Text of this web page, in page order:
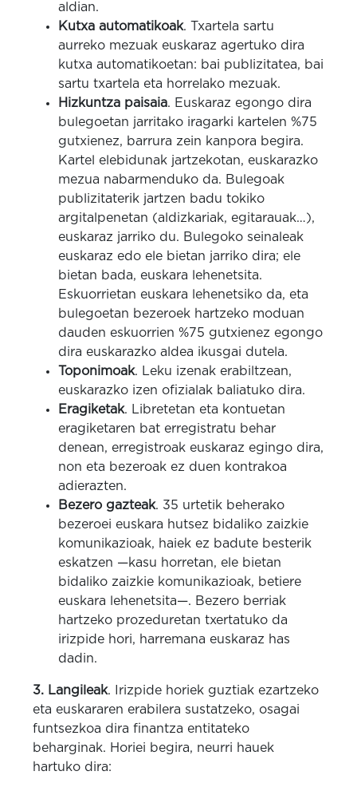
aldian.
Kutxa automatikoak. Txartela sartu
aurreko mezuak euskaraz agertuko dira
kutxa automatikoetan: bai publizitatea, bai
sartu txartela eta horrelako mezuak.
Hizkuntza paisaia. Euskaraz egongo dira
bulegoetan jarritako iragarki kartelen %75
gutxienez, barrura zein kanpora begira.
Kartel elebidunak jartzekotan, euskarazko
mezua nabarmenduko da. Bulegoak
publizitaterik jartzen badu tokiko
argitalpenetan (aldizkariak, egitarauak…),
euskaraz jarriko du. Bulegoko seinaleak
euskaraz edo ele bietan jarriko dira; ele
bietan bada, euskara lehenetsita.
Eskuorrietan euskara lehenetsiko da, eta
bulegoetan bezeroek hartzeko moduan
dauden eskuorrien %75 gutxienez egongo
dira euskarazko aldea ikusgai dutela.
Toponimoak. Leku izenak erabiltzean,
euskarazko izen ofizialak baliatuko dira.
Eragiketak. Libretetan eta kontuetan
eragiketaren bat erregistratu behar
denean, erregistroak euskaraz egingo dira,
non eta bezeroak ez duen kontrakoa
adierazten.
Bezero gazteak. 35 urtetik beherako
bezeroei euskara hutsez bidaliko zaizkie
komunikazioak, haiek ez badute besterik
eskatzen —kasu horretan, ele bietan
bidaliko zaizkie komunikazioak, betiere
euskara lehenetsita—. Bezero berriak
hartzeko prozeduretan txertatuko da
irizpide hori, harremana euskaraz has
dadin.
3. Langileak. Irizpide horiek guztiak ezartzeko
eta euskararen erabilera sustatzeko, osagai
funtsezkoa dira finantza entitateko
beharginak. Horiei begira, neurri hauek
hartuko dira: